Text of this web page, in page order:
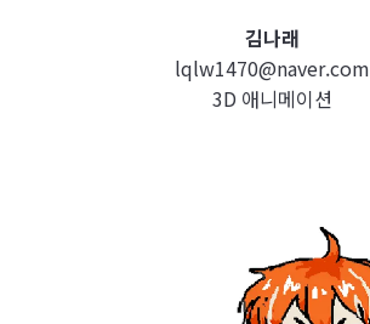
김나래
lqlw1470@naver.com
3D 애니메이션